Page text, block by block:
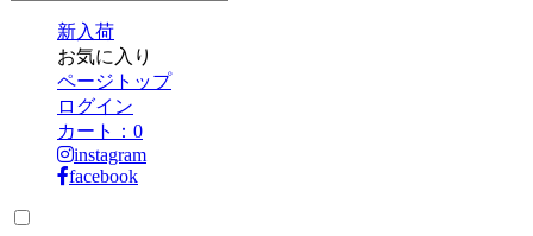
新入荷
お気に入り
ページトップ
ログイン
カート： 0
instagram
facebook